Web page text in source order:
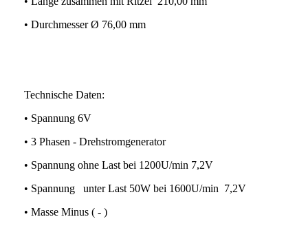
• Durchmesser Ø 76,00 mm
Technische Daten:
• Spannung 6V
• 3 Phasen - Drehstromgenerator
• Spannung ohne Last bei 1200U/min 7,2V
• Spannung unter Last 50W bei 1600U/min 7,2V
• Masse Minus ( - )